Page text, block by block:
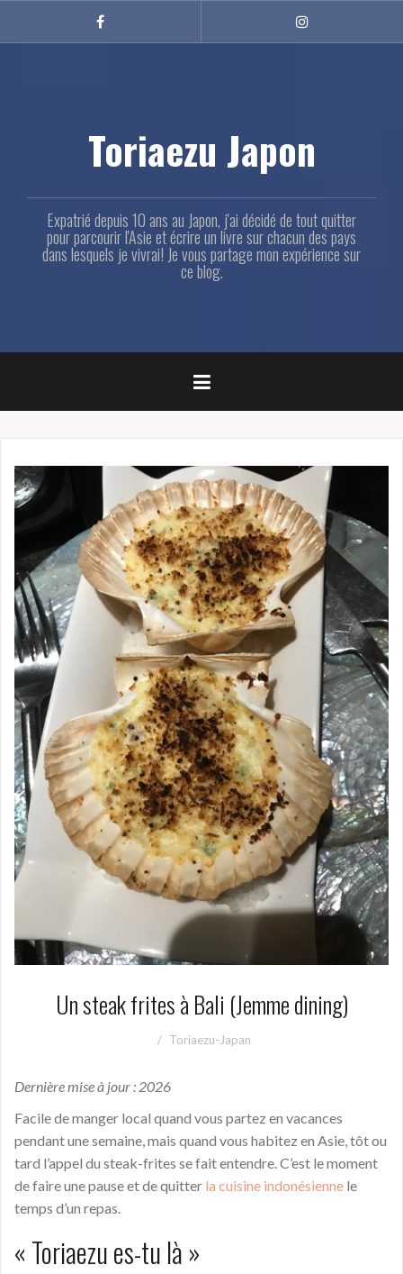
Facebook
Toriaezu Japon
Expatrié depuis 10 ans au Japon, j'ai décidé de tout quitter
pour parcourir l'Asie et écrire un livre sur chacun des pays
dans lesquels je vivrai! Je vous partage mon expérience sur
ce blog.
Un steak frites à Bali (Jemme dining)
Toriaezu-Japan
Dernière mise à jour : 2026
Facile de manger local quand vous partez en vacances
pendant une semaine, mais quand vous habitez en Asie, tôt ou
tard l’appel du steak-frites se fait entendre. C’est le moment
de faire une pause et de quitter la cuisine indonésienne le
temps d’un repas.
« Toriaezu es-tu là »